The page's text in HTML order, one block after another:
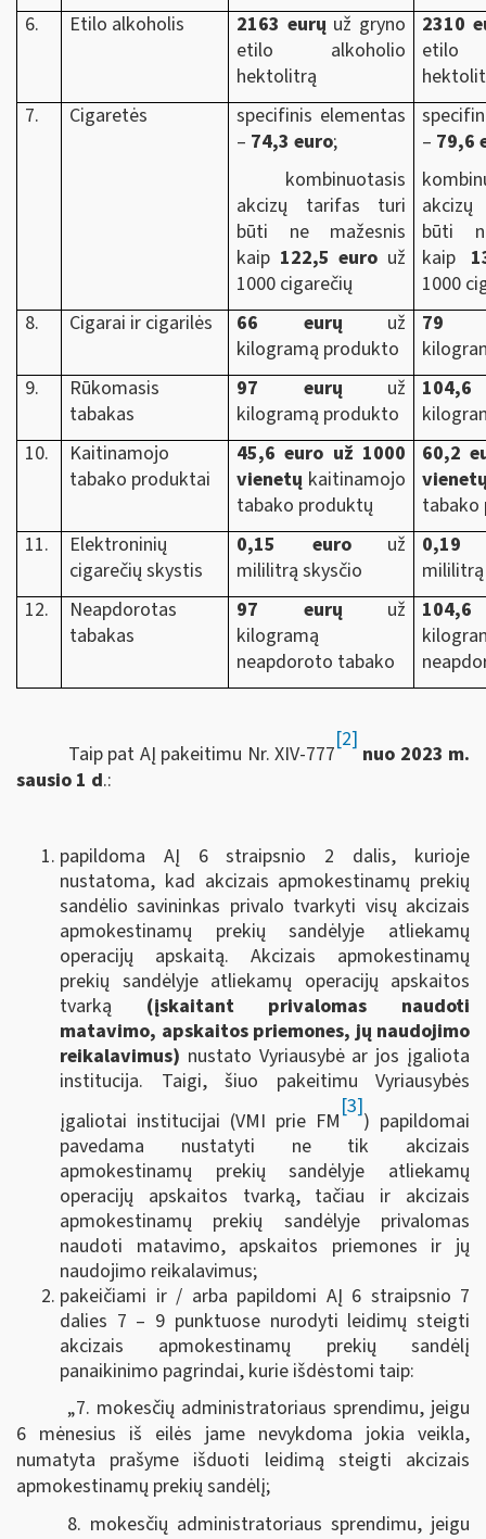
6. Etilo alkoholis 2163 eurų už gryno
etilo alkoholio
hektolitrą
2310
etilo
7.
Cigaretės
specifinis elementas
– 74,3 euro;
kombinuotasis
akcizų tarifas turi
būti ne mažesnis
kaip 122,5 euro už
1000 cigarečių
– 79,6
būti
kaip
1000
8.
Cigarai ir cigarilės 66 eurų už
kilogramą produkto
79
9.
Rūkomasis
tabakas
97 eurų už
kilogramą produkto
10.
Kaitinamojo
tabako produktai
45,6 euro už 1000
vienetų kaitinamojo
tabako produktų
60,2
tabako
11.
Elektroninių
cigarečių skystis
0,15 eurouž
mililitrą skysčio
0,19
12.
Neapdorotas
tabakas
97 eurų už
kilogramą
neapdoroto tabako
Taip pat AĮ pakeitimu Nr. XIV-777
[2]
nuo 2023 m.
sausio 1 d.:
papildoma AĮ 6 straipsnio 2 dalis, kurioje
nustatoma, kad akcizais apmokestinamų prekių
sandėlio savininkas privalo tvarkyti visų akcizais
apmokestinamų prekių sandėlyje atliekamų
operacijų apskaitą. Akcizais apmokestinamų
prekių sandėlyje atliekamų operacijų apskaitos
tvarką (įskaitant privalomas naudoti
matavimo, apskaitos priemones, jų naudojimo
reikalavimus) nustato Vyriausybė ar jos įgaliota
institucija. Taigi, šiuo pakeitimu Vyriausybės
įgaliotai institucijai (VMI prie FM
[3]
) papildomai
pavedama nustatyti ne tik akcizais
apmokestinamų prekių sandėlyje atliekamų
operacijų apskaitos tvarką, tačiau ir akcizais
apmokestinamų prekių sandėlyje privalomas
naudoti matavimo, apskaitos priemones ir jų
naudojimo reikalavimus;
pakeičiami ir / arba papildomi AĮ 6 straipsnio 7
dalies 7 – 9 punktuose nurodyti leidimų steigti
akcizais apmokestinamų prekių sandėlį
panaikinimo pagrindai, kurie išdėstomi taip:
„7. mokesčių administratoriaus sprendimu, jeigu
6 mėnesius iš eilės jame nevykdoma jokia veikla,
numatyta prašyme išduoti leidimą steigti akcizais
apmokestinamų prekių sandėlį;
8. mokesčių administratoriaus sprendimu, jeigu